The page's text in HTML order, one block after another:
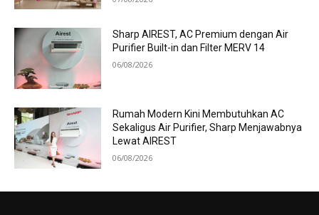
Sharp AIREST, AC Premium dengan Air
Purifier Built-in dan Filter MERV 14
06/08/2026
Rumah Modern Kini Membutuhkan AC
Sekaligus Air Purifier, Sharp Menjawabnya
Lewat AIREST
06/08/2026